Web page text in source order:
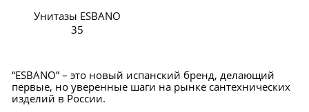
Унитазы ESBANO
35
“ESBANO” – это новый испанский бренд, делающий
первые, но уверенные шаги на рынке сантехнических
изделий в России.